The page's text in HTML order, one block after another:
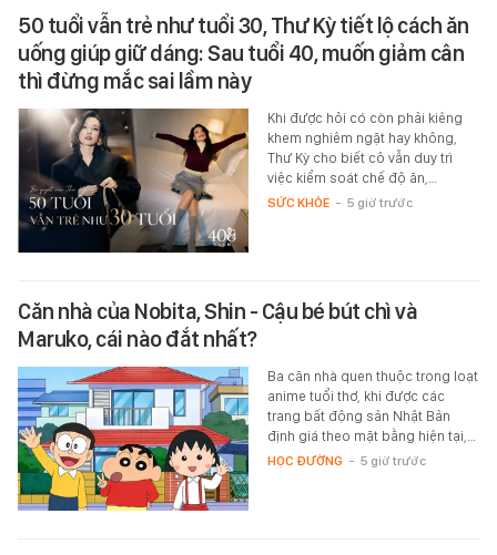
50 tuổi vẫn trẻ như tuổi 30, Thư Kỳ tiết lộ cách ăn
uống giúp giữ dáng: Sau tuổi 40, muốn giảm cân
thì đừng mắc sai lầm này
Khi được hỏi có còn phải kiêng
khem nghiêm ngặt hay không,
Thư Kỳ cho biết cô vẫn duy trì
việc kiểm soát chế độ ăn,…
SỨC KHỎE - 5 giờ trước
Căn nhà của Nobita, Shin - Cậu bé bút chì và
Maruko, cái nào đắt nhất?
Ba căn nhà quen thuộc trong loạt
anime tuổi thơ, khi được các
trang bất động sản Nhật Bản
định giá theo mặt bằng hiện tại,…
HỌC ĐƯỜNG - 5 giờ trước